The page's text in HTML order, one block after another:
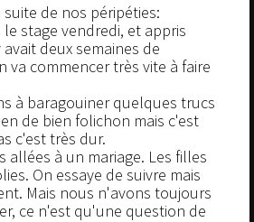
de nos péripéties:
stage vendredi, et appris
deux semaines de
va commencer très vite à faire
à baragouiner quelques trucs
de bien folichon mais c'est
c'est très dur.
allées à un mariage. Les filles
On essaye de suivre mais
Mais nous n'avons toujours
ce n'est qu'une question de